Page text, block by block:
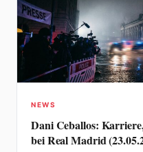
NEWS
Dani Ceballos:
bei Real Madrid